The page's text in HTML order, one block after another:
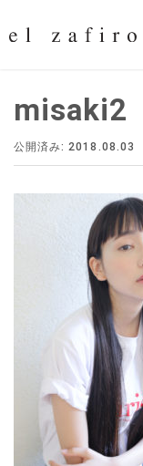
misaki2
公開済み: 2018.08.03